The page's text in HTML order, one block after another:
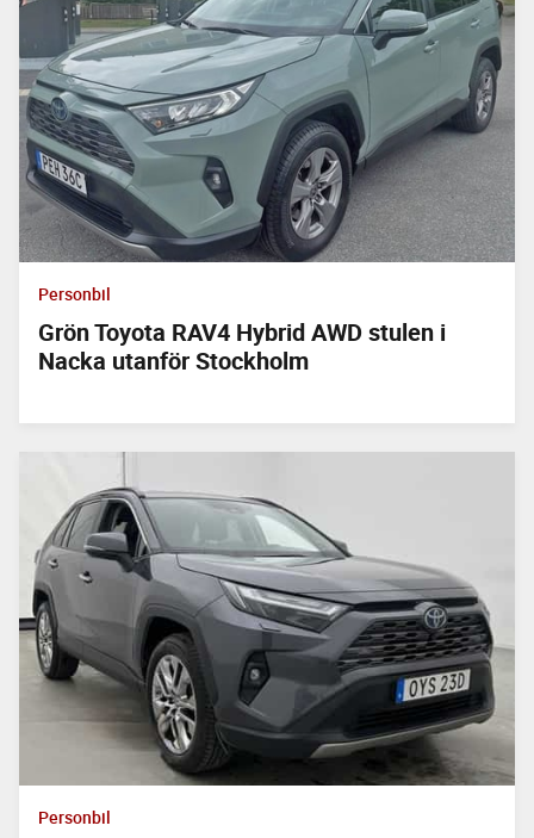
Personbil
Grön Toyota RAV4 Hybrid AWD stulen i
Nacka utanför Stockholm
Personbil